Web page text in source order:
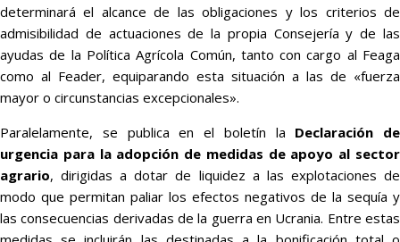
determinará el alcance de las obligaciones y los criterios de
admisibilidad de actuaciones de la propia Consejería y de las
ayudas de la Política Agrícola Común, tanto con cargo al Feaga
como al Feader, equiparando esta situación a las de «fuerza
mayor o circunstancias excepcionales».
Paralelamente, se publica en el boletín la Declaración de
urgencia para la adopción de medidas de apoyo al sector
agrario, dirigidas a dotar de liquidez a las explotaciones de
modo que permitan paliar los efectos negativos de la sequía y
las consecuencias derivadas de la guerra en Ucrania. Entre estas